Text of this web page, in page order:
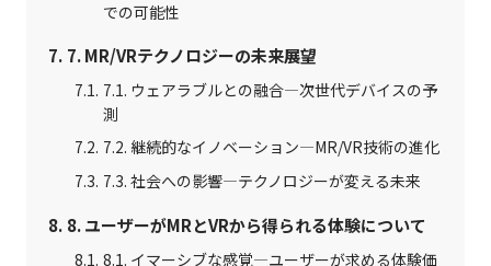
での可能性
7. MR/VRテクノロジーの未来展望
7.1. ウェアラブルとの融合—次世代デバイスの予
測
7.2. 継続的なイノベーション—MR/VR技術の進化
7.3. 社会への影響—テクノロジーが変える未来
8. ユーザーがMRとVRから得られる体験について
8.1. イマーシブな感覚—ユーザーが求める体験価